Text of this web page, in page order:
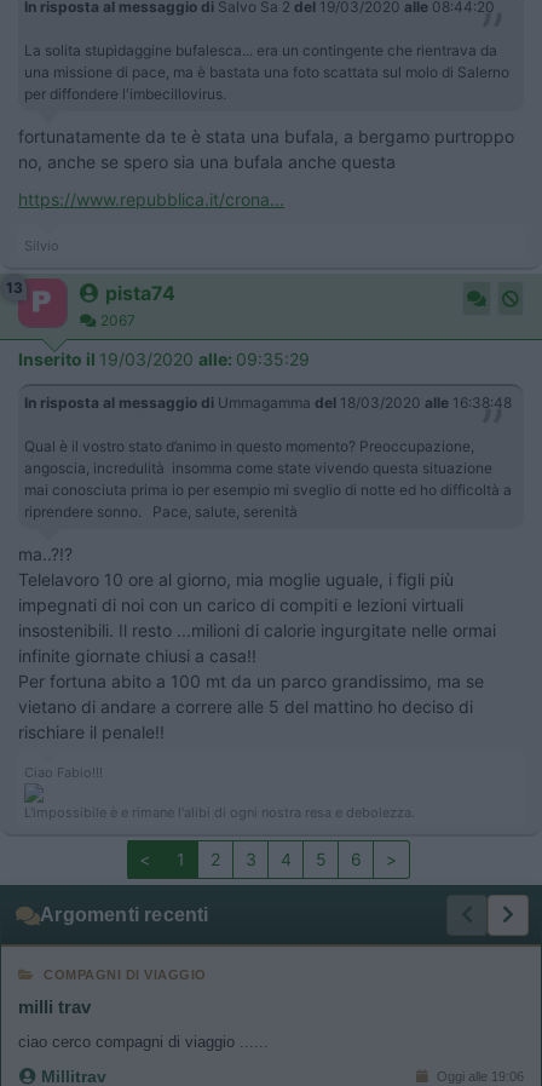
In risposta al messaggio di Salvo Sa 2 del 19/03/2020 alle 08:44:20
La solita stupidaggine bufalesca... era un contingente che rientrava da
una missione di pace, ma è bastata una foto scattata sul molo di Salerno
per diffondere l'imbecillovirus.
fortunatamente da te è stata una bufala, a bergamo purtroppo
no, anche se spero sia una bufala anche questa
https://www.repubblica.it/crona...
Silvio
13 pista74
2067
Inserito il 19/03/2020 alle: 09:35:29
In risposta al messaggio di Ummagamma del 18/03/2020 alle 16:38:48
Qual è il vostro stato d’animo in questo momento? Preoccupazione,
angoscia, incredulità insomma come state vivendo questa situazione
mai conosciuta prima io per esempio mi sveglio di notte ed ho difficoltà a
riprendere sonno. Pace, salute, serenità
ma..?!?
Telelavoro 10 ore al giorno, mia moglie uguale, i figli più
impegnati di noi con un carico di compiti e lezioni virtuali
insostenibili. Il resto ...milioni di calorie ingurgitate nelle ormai
infinite giornate chiusi a casa!!
Per fortuna abito a 100 mt da un parco grandissimo, ma se
vietano di andare a correre alle 5 del mattino ho deciso di
rischiare il penale!!
Ciao Fabio!!!
L'impossibile è e rimane l'alibi di ogni nostra resa e debolezza.
< 1 2 3 4 5 6 >
Argomenti recenti
COMPAGNI DI VIAGGIO
milli trav
ciao cerco compagni di viaggio ......
Millitrav Oggi alle 19:06